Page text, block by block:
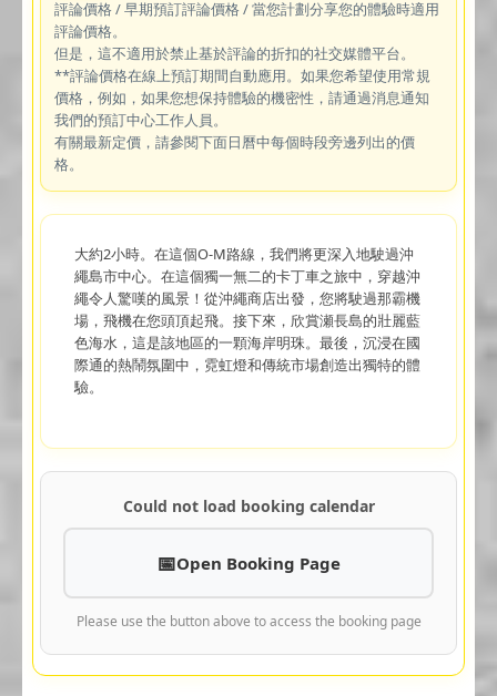
評論價格 / 早期預訂評論價格 / 當您計劃分享您的體驗時適用
評論價格。
但是，這不適用於禁止基於評論的折扣的社交媒體平台。
**評論價格在線上預訂期間自動應用。如果您希望使用常規
價格，例如，如果您想保持體驗的機密性，請通過消息通知
我們的預訂中心工作人員。
有關最新定價，請參閱下面日曆中每個時段旁邊列出的價
格。
大約2小時。在這個O-M路線，我們將更深入地駛過沖
繩島市中心。在這個獨一無二的卡丁車之旅中，穿越沖
繩令人驚嘆的風景！從沖繩商店出發，您將駛過那霸機
場，飛機在您頭頂起飛。接下來，欣賞瀬長島的壯麗藍
色海水，這是該地區的一顆海岸明珠。最後，沉浸在國
際通的熱鬧氛圍中，霓虹燈和傳統市場創造出獨特的體
驗。
Could not load booking calendar
Open Booking Page
Please use the button above to access the booking page